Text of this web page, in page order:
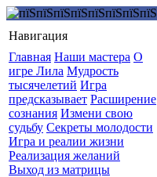
Навигация
Главная Наши мастера О
игре Лила Мудрость
тысячелетий Игра
предсказывает Расширение
сознания Измени свою
судьбу Секреты молодости
Игра и реалии жизни
Реализация желаний
Выход из матрицы